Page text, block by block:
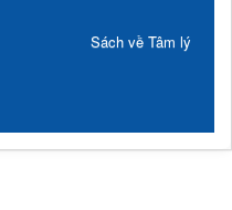
Sách về Tâm lý